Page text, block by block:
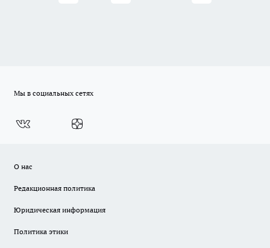
Мы в социальных сетях
О нас
Редакционная политика
Юридическая информация
Политика этики